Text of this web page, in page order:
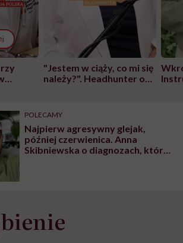
"Jestem w ciąży, co mi się
należy?". Headhunter o
pracy
POLECAMY
Najpierw agresywny glejak,
później czerwienica. Anna
Skibniewska o diagnozach, które